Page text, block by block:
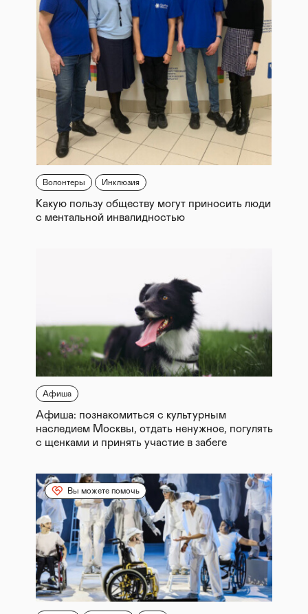
Волонтеры Инклюзия
Какую пользу обществу могут приносить люди
с ментальной инвалидностью
Афиша
Афиша: познакомиться с культурным
наследием Москвы, отдать ненужное, погулять
с щенками и принять участие в забеге
Вы можете помочь